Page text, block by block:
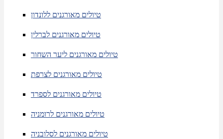
טיולים מאורגנים ללונדון
טיולים מאורגנים לברלין
טיולים מאורגנים ליער השחור
טיולים מאורגנים לצרפת
טיולים מאורגנים לספרד
טיולים מאורגנים לרומניה
טיולים מאורגנים לסלובניה